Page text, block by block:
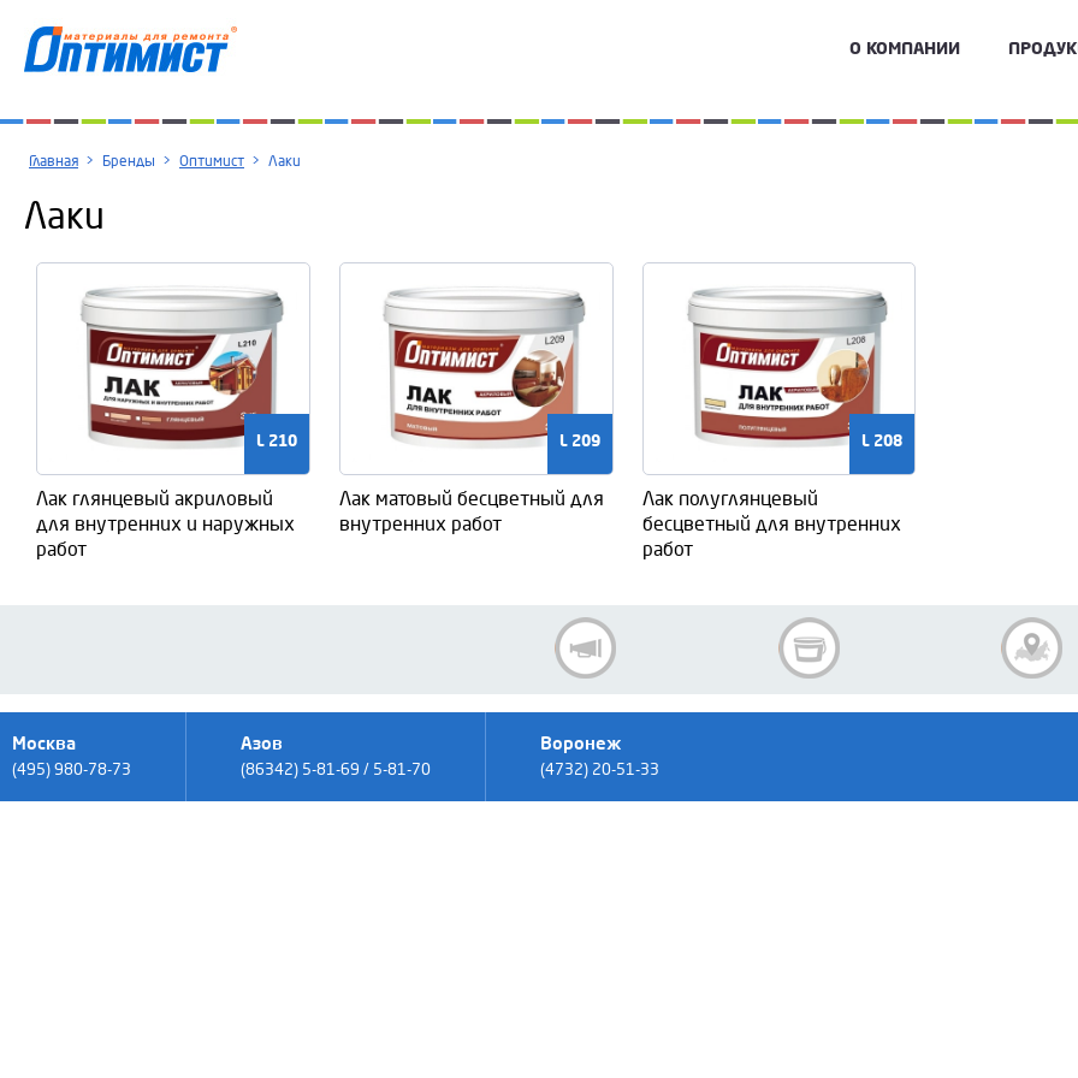
О КОМПАНИИ
Главная > Бренды > Оптимист > Лаки
Лаки
L 210
Лак глянцевый акриловый
для внутренних и наружных
работ
L 209
Лак матовый бесцветный для
внутренних работ
L 208
Лак полуглянцевый
бесцветный для внутренних
работ
Москва
(495) 980-78-73
Азов
(86342) 5-81-69 / 5-81-70
Воронеж
(4732) 20-51-33